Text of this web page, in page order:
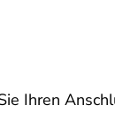
Ihren